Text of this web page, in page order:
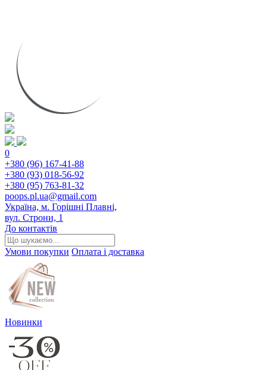
0
+380 (96) 167-41-88
+380 (93) 018-56-92
+380 (95) 763-81-32
poops.pl.ua@gmail.com
Україна, м. Горішні Плавні,
вул. Строни, 1
До контактів
Умови покупки Оплата і доставка
Новинки